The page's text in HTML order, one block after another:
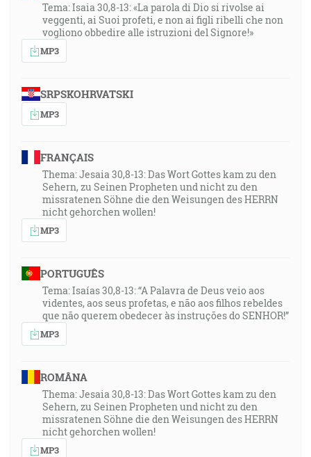
Tema: Isaia 30,8-13: «La parola di Dio si rivolse ai
veggenti, ai Suoi profeti, e non ai figli ribelli che non
vogliono obbedire alle istruzioni del Signore!»
MP3
SRPSKOHRVATSKI
MP3
FRANÇAIS
Thema: Jesaia 30,8-13: Das Wort Gottes kam zu den
Sehern, zu Seinen Propheten und nicht zu den
missratenen Söhne die den Weisungen des HERRN
nicht gehorchen wollen!
MP3
PORTUGUÊS
Tema: Isaías 30,8-13: “A Palavra de Deus veio aos
videntes, aos seus profetas, e não aos filhos rebeldes
que não querem obedecer às instruções do SENHOR!”
MP3
ROMÂNA
Thema: Jesaia 30,8-13: Das Wort Gottes kam zu den
Sehern, zu Seinen Propheten und nicht zu den
missratenen Söhne die den Weisungen des HERRN
nicht gehorchen wollen!
MP3